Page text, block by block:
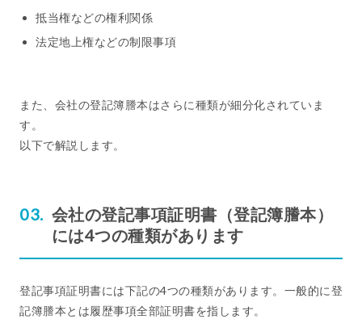
抵当権などの権利関係
法定地上権などの制限事項
また、会社の登記簿謄本はさらに種類が細分化されていま
す。
以下で解説します。
会社の登記事項証明書（登記簿謄本）
には4つの種類があります
登記事項証明書には下記の4つの種類があります。一般的に登
記簿謄本とは履歴事項全部証明書を指します。